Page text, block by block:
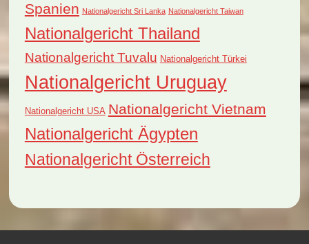
Spanien Nationalgericht Sri Lanka Nationalgericht Taiwan
Nationalgericht Thailand
Nationalgericht Tuvalu Nationalgericht Türkei
Nationalgericht Uruguay
Nationalgericht USA Nationalgericht Vietnam
Nationalgericht Ägypten
Nationalgericht Österreich